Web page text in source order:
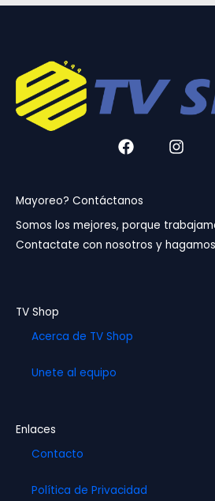
F
a
b
o
o
k
I
n
g
r
a
Mayoreo? Contáctanos
Somos los mejores, porque
Contactate con nosotros y
TV Shop
Acerca de TV Shop
Unete al equipo
Enlaces
Contacto
Política de Privacidad